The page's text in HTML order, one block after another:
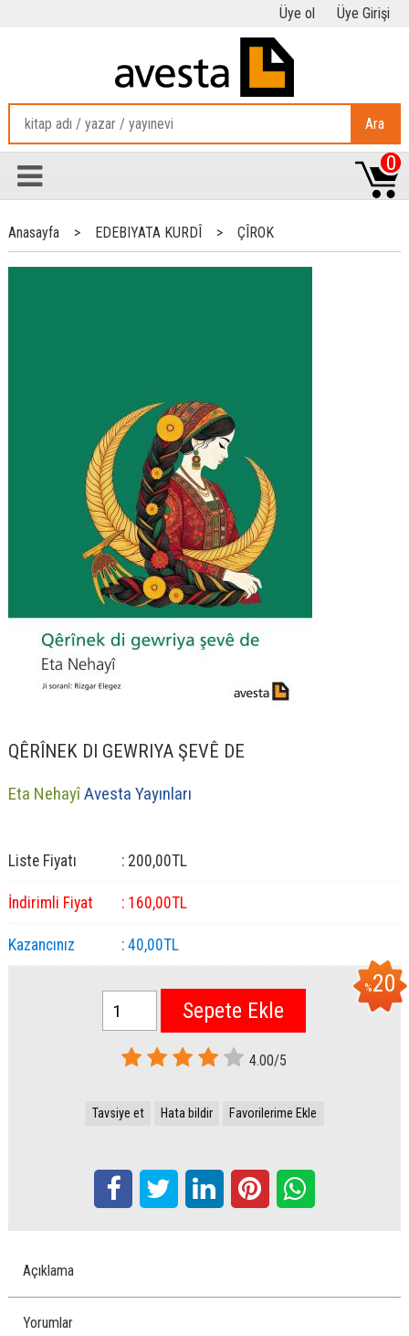
Üye ol Üye Girişi
Ara
0
Anasayfa > EDEBIYATA KURDÎ > ÇÎROK
QÊRÎNEK DI GEWRIYA ŞEVÊ DE
Eta NehayîAvesta Yayınları
Liste Fiyatı : 200,00TL
İndirimli Fiyat : 160,00TL
Kazancınız : 40,00TL
%20
Sepete Ekle
4.00/5
Tavsiye et Hata bildir Favorilerime Ekle
Açıklama
Yorumlar